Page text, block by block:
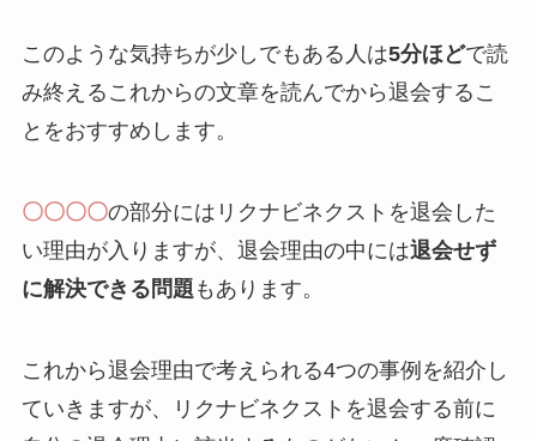
このような気持ちが少しでもある人は5分ほどで読
み終えるこれからの文章を読んでから退会するこ
とをおすすめします。
〇〇〇〇の部分にはリクナビネクストを退会した
い理由が入りますが、退会理由の中には退会せず
に解決できる問題 もあります。
これから退会理由で考えられる4つの事例を紹介し
ていきますが、リクナビネクストを退会する前に